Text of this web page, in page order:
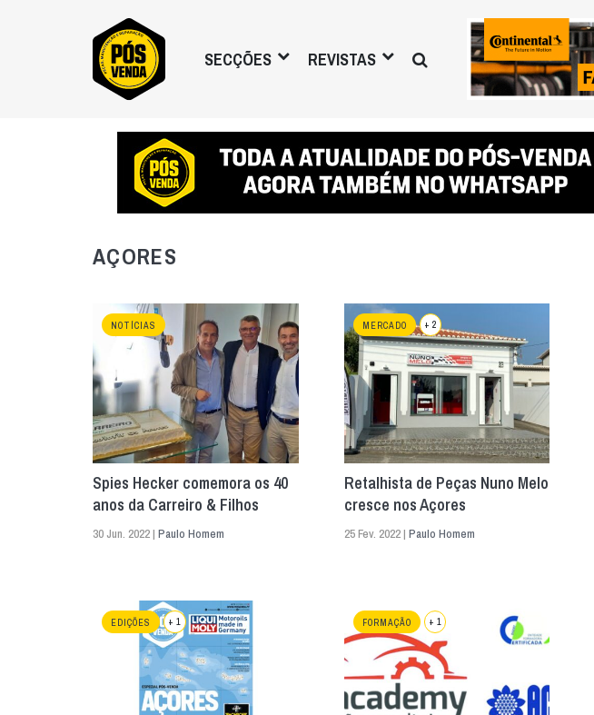
SECÇÕES REVISTAS
AÇORES
NOTÍCIAS
Spies Hecker comemora os 40
anos da Carreiro & Filhos
30 Jun. 2022 | Paulo Homem
MERCADO + 2
Retalhista de Peças Nuno Melo
cresce nos Açores
25 Fev. 2022 | Paulo Homem
EDIÇÕES + 1 FORMAÇÃO + 1